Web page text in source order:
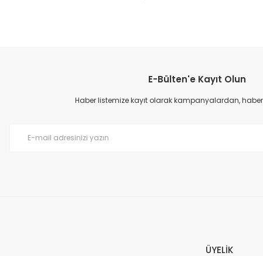
Ürün resmi kalitesiz, bozuk veya görüntülenemiyor.
Ürün açıklamasında eksik bilgiler bulunuyor.
E-Bülten'e Kayıt Olun
Haber listemize kayıt olarak kampanyalardan,
ÜYELİK